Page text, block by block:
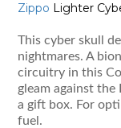
Zippo Lighter
This cyber skull
nightmares. A
circuitry in this
gleam against the
a gift box. For
fuel.